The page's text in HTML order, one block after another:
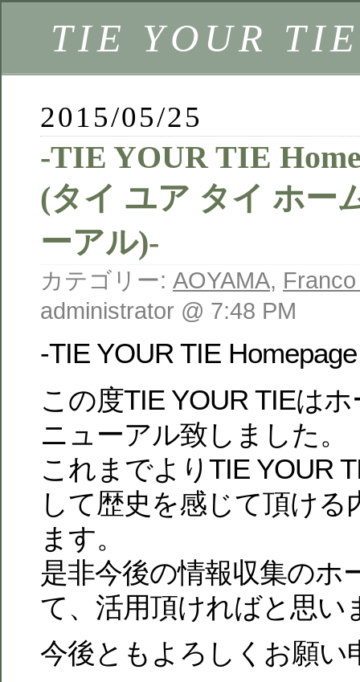
TIE YOUR
2015/05/25
-TIE YOUR TIE
(タイ ユア タイ ホー
ーアル)-
カテゴリー: AOYAMA,
administrator @ 7:48 PM
-TIE YOUR TIE
この度TIE YOUR TIEは
ニューアル致しました。
これまでよりTIE YOUR
して歴史を感じて頂け
ます。
是非今後の情報収集のホ
て、活用頂ければと思い
今後ともよろしくお願い